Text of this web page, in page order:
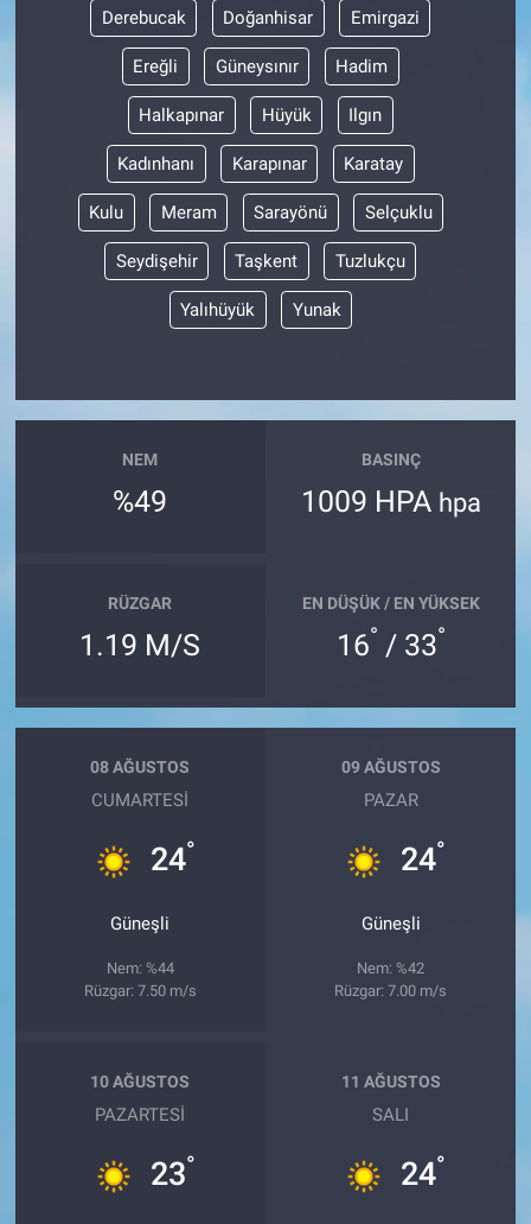
Derebucak Doğanhisar Emirgazi
Ereğli Güneysınır Hadim
Halkapınar Hüyük Ilgın
Kadınhanı Karapınar Karatay
Kulu Meram Sarayönü Selçuklu
Seydişehir Taşkent Tuzlukçu
Yalıhüyük Yunak
NEM
%49
BASINÇ
1009 HPA hpa
RÜZGAR
1.19 M/S
EN DÜŞÜK / EN YÜKSEK
16° / 33°
08 AĞUSTOS
CUMARTESI
24°
Güneşli
Nem: %44
Rüzgar: 7.50 m/s
09 AĞUSTOS
PAZAR
24°
Güneşli
Nem: %42
Rüzgar: 7.00 m/s
10 AĞUSTOS
PAZARTESI
23°
11 AĞUSTOS
SALI
24°